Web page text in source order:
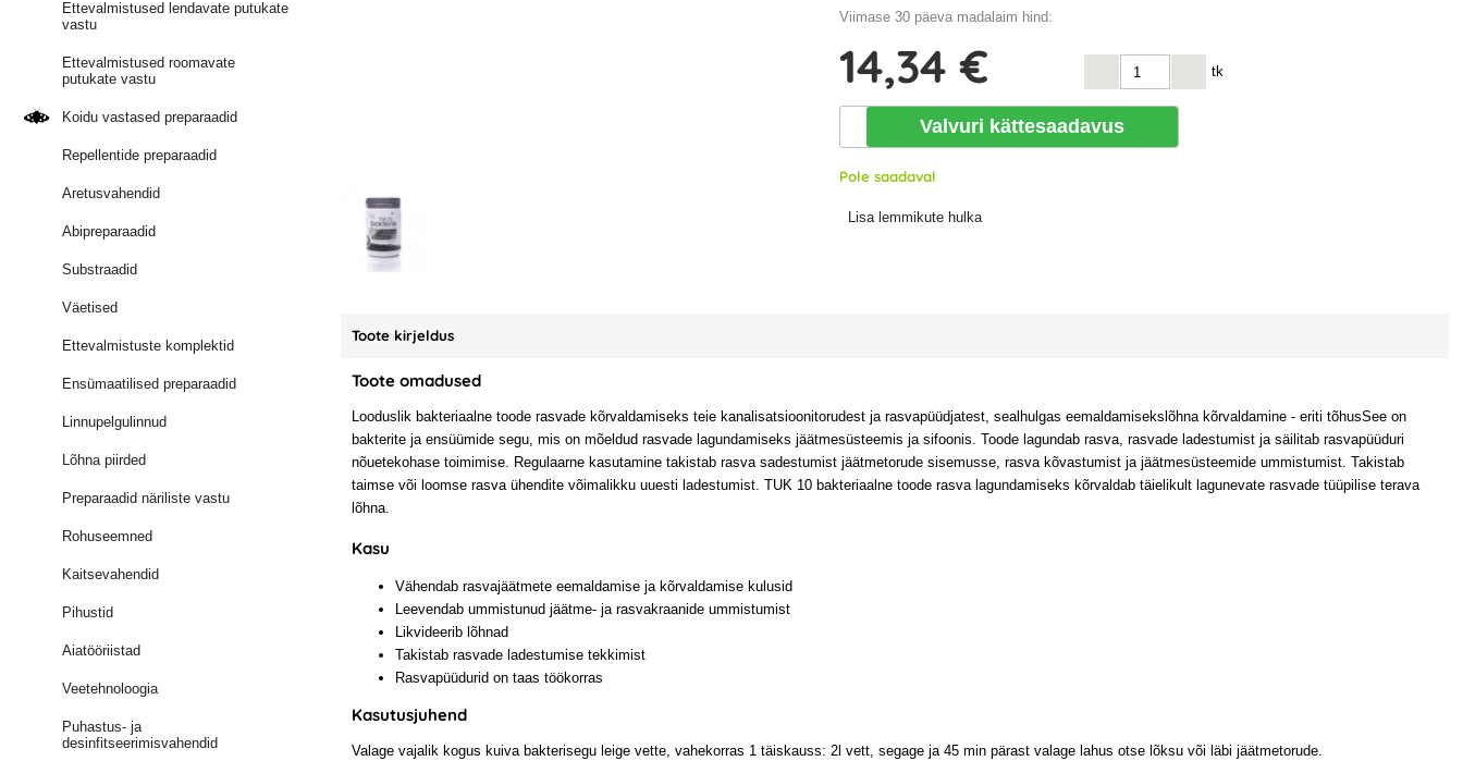
Ettevalmistused lendavate putukate
vastu
Ettevalmistused roomavate
putukate vastu
Koidu vastased preparaadid
Repellentide preparaadid
Aretusvahendid
Abipreparaadid
Substraadid
Väetised
Ettevalmistuste komplektid
Ensümaatilised preparaadid
Linnupelgulinnud
Lõhna piirded
Preparaadid näriliste vastu
Rohuseemned
Kaitsevahendid
Pihustid
Aiatööriistad
Veetehnoloogia
Puhastus- ja
desinfitseerimisvahendid
Viimase 30 päeva madalaim hind:
14,34 € tk
Valvuri kättesaadavus
Pole saadaval
Lisa lemmikute hulka
Toote kirjeldus
Toote omadused
Looduslik bakteriaalne toode rasvade kõrvaldamiseks teie kanalisatsioonitorudest ja rasvapüüdjatest, sealhulgas eemaldamisekslõhna kõrvaldamine - eriti tõhusSee on
bakterite ja ensüümide segu, mis on mõeldud rasvade lagundamiseks jäätmesüsteemis ja sifoonis. Toode lagundab rasva, rasvade ladestumist ja säilitab rasvapüüduri
nõuetekohase toimimise. Regulaarne kasutamine takistab rasva sadestumist jäätmetorude sisemusse, rasva kõvastumist ja jäätmesüsteemide ummistumist. Takistab
taimse või loomse rasva ühendite võimalikku uuesti ladestumist. TUK 10 bakteriaalne toode rasva lagundamiseks kõrvaldab täielikult lagunevate rasvade tüüpilise terava
lõhna.
Kasu
Vähendab rasvajäätmete eemaldamise ja kõrvaldamise kulusid
Leevendab ummistunud jäätme- ja rasvakraanide ummistumist
Likvideerib lõhnad
Takistab rasvade ladestumise tekkimist
Rasvapüüdurid on taas töökorras
Kasutusjuhend
Valage vajalik kogus kuiva bakterisegu leige vette, vahekorras 1 täiskauss: 2l vett, segage ja 45 min pärast valage lahus otse lõksu või läbi jäätmetorude.